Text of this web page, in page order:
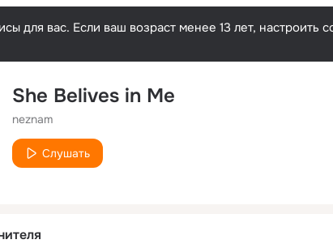
для вас. Если ваш возраст менее 13 лет, настроить
She Belives in Me
neznam
Слушать